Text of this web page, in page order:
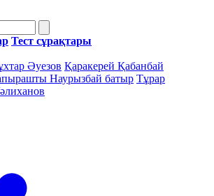
Тест сұрақтары
Әуезов Қаракерей Қабанбай
Наурызбай батыр Тұрар